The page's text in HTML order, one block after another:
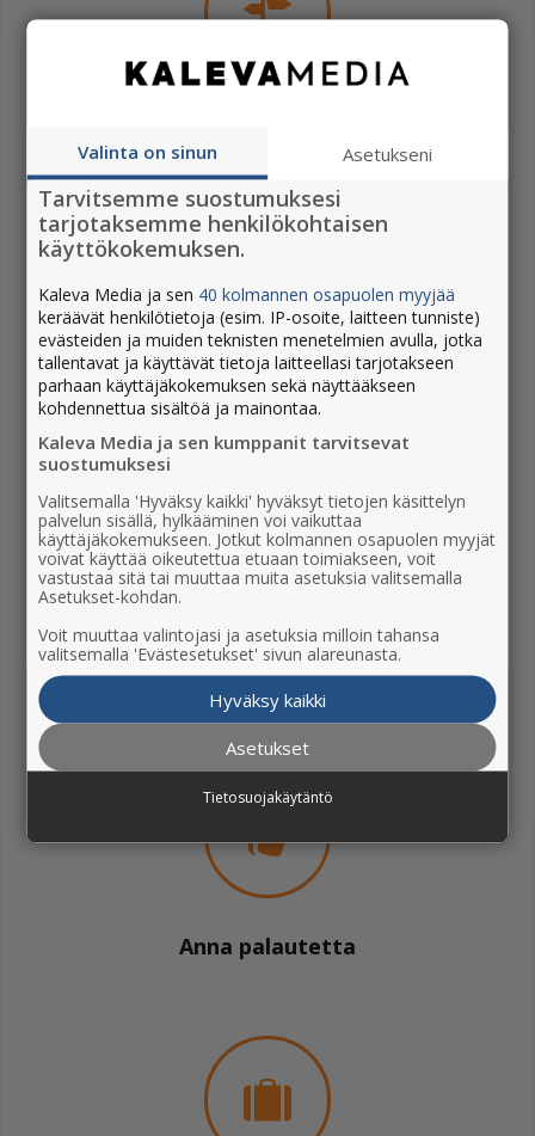
Jakelunkeskeytys
Jätä ilmoitus
Usein kysytyt kysymykset
Anna palautetta
Valinta on sinun Asetukseni
Tarvitsemme suostumuksesi
tarjotaksemme henkilökohtaisen
käyttökokemuksen.
Kaleva Media ja sen 40 kolmannen osapuolen myyjää
keräävät henkilötietoja (esim. IP-osoite, laitteen tunniste)
evästeiden ja muiden teknisten menetelmien avulla, jotka
tallentavat ja käyttävät tietoja laitteellasi tarjotakseen
parhaan käyttäjäkokemuksen sekä näyttääkseen
kohdennettua sisältöä ja mainontaa.
Kaleva Media ja sen kumppanit tarvitsevat
suostumuksesi
Valitsemalla 'Hyväksy kaikki' hyväksyt tietojen käsittelyn
palvelun sisällä, hylkääminen voi vaikuttaa
käyttäjäkokemukseen. Jotkut kolmannen osapuolen myyjät
voivat käyttää oikeutettua etuaan toimiakseen, voit
vastustaa sitä tai muuttaa muita asetuksia valitsemalla
Asetukset-kohdan.
Voit muuttaa valintojasi ja asetuksia milloin tahansa
valitsemalla 'Evästesetukset' sivun alareunasta.
Hyväksy kaikki
Asetukset
Tietosuojakäytäntö